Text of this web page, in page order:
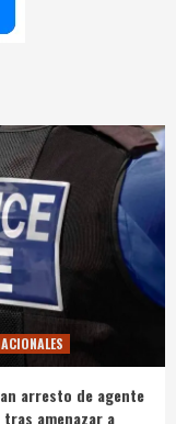
arresto de agente
tras amenazar a